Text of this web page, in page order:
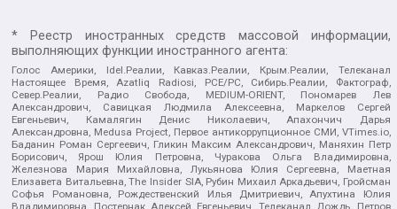
* Реестр иностранных средств массовой информации,
выполняющих функции иностранного агента:
Голос Америки, Idel.Реалии, Кавказ.Реалии, Крым.Реалии, Телеканал
Настоящее Время, Azatliq Radiosi, PCE/PC, Сибирь.Реалии, Фактограф,
Север.Реалии, Радио Свобода, MEDIUM-ORIENT, Пономарев Лев
Александрович, Савицкая Людмила Алексеевна, Маркелов Сергей
Евгеньевич, Камалягин Денис Николаевич, Апахончич Дарья
Александровна, Medusa Project, Первое антикоррупционное СМИ, VTimes.io,
Баданин Роман Сергеевич, Гликин Максим Александрович, Маняхин Петр
Борисович, Ярош Юлия Петровна, Чуракова Ольга Владимировна,
Железнова Мария Михайловна, Лукьянова Юлия Сергеевна, Маетная
Елизавета Витальевна, The Insider SIA, Рубин Михаил Аркадьевич, Гройсман
Софья Романовна, Рождественский Илья Дмитриевич, Апухтина Юлия
Владимировна, Постернак Алексей Евгеньевич, Телеканал Дождь, Петров